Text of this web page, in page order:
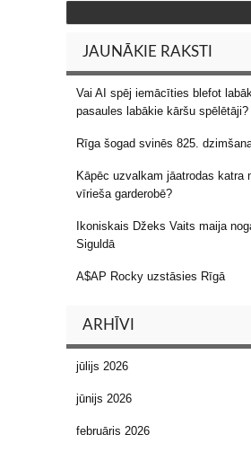
JAUNĀKIE RAKSTI
Vai AI spēj iemācīties blefot
pasaules labākie kāršu spēlētāji?
Rīga šogad svinēs 825.
Kāpēc uzvalkam jāatrodas katra
vīrieša garderobē?
Ikoniskais Džeks Vaits maija
Siguldā
A$AP Rocky uzstāsies Rīgā
ARHĪVI
jūlijs 2026
jūnijs 2026
februāris 2026